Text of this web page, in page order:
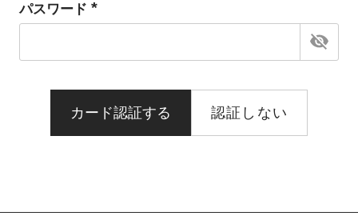
パスワード
(必
カード認証する 認証しない